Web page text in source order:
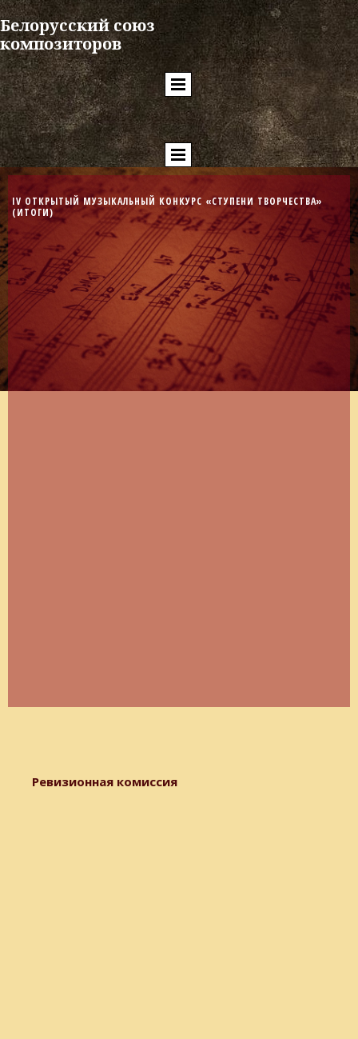
Белорусский союз
композиторов
IV ОТКРЫТЫЙ МУЗЫКАЛЬНЫЙ КОНКУРС «СТУПЕНИ ТВОРЧЕСТВА»
(ИТОГИ)
Ревизионная комиссия